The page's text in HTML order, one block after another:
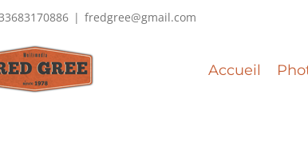
| fredgree@gmail.com
Accueil